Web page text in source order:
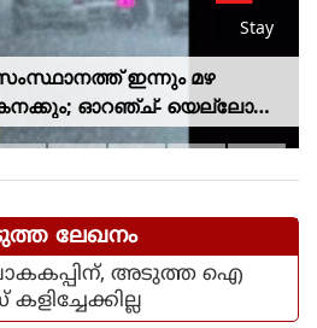
Stay
ഇന്നും മഴ
ഓറഞ്ച്- യെല്ലോ
പ്രഖ്യാപിച്ചു
ലേഖനം
അടുത്ത ഐ